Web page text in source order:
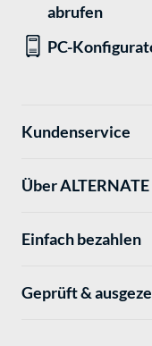
abrufen
PC-
Kundenservice
Über ALTERNATE
Einfach bezahlen
Geprüft &